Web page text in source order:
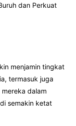
dan Perkuat
menjamin tingkat
termasuk juga
dalam
semakin ketat